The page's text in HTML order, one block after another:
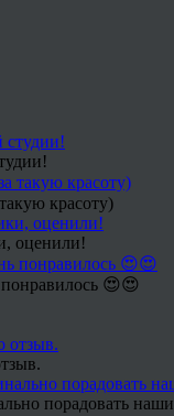
красоту)
оценили!
😍😍
порадовать